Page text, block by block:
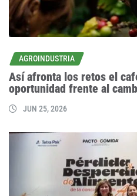
AGROINDUSTRIA
Así afronta los retos el
oportunidad frente al
JUN 25, 2026